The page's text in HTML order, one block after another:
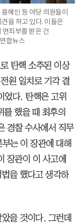
혜인 등 야당 의원들이
을 하고 있다. 이들은
죄부를 받은 건
합뉴스
탄핵 소추된 이상
원 일치로 기각 결
었다. 탄핵은 고위
를 했을 때 최후의
경찰 수사에서 직무
는 이 장관에 대해
장관이 이 사고에
을 했다고 생각하
을 것이다. 그런데